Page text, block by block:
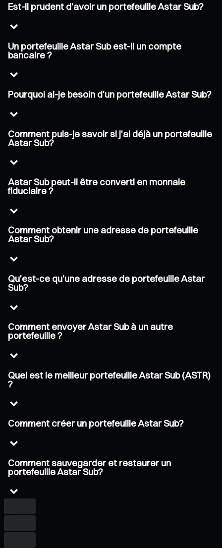
Est-il prudent d'avoir un portefeuille Astar Sub?
Un portefeuille Astar Sub est-il un compte
bancaire ?
Pourquoi ai-je besoin d'un portefeuille Astar Sub?
Comment puis-je savoir si j'ai déjà un portefeuille
Astar Sub?
Astar Sub peut-il être converti en monnaie
fiduciaire ?
Comment obtenir une adresse de portefeuille
Astar Sub?
Qu'est-ce qu'une adresse de portefeuille Astar
Sub?
Comment envoyer Astar Sub à un autre
portefeuille ?
Quel est le meilleur portefeuille Astar Sub (ASTR)
?
Comment créer un portefeuille Astar Sub?
Comment sauvegarder et restaurer un
portefeuille Astar Sub?